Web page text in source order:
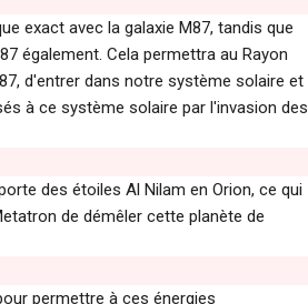
exact avec la galaxie M87, tandis que
également. Cela permettra au Rayon
d'entrer dans notre système solaire et
à ce système solaire par l'invasion des
des étoiles Al Nilam en Orion, ce qui
de démêler cette planète de
permettre à ces énergies